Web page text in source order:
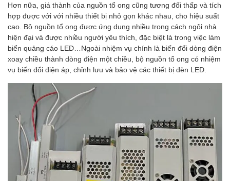
Hơn nữa, giá thành của nguồn tổ ong cũng tương đối thấp và tích
hợp được với với nhiều thiết bị nhỏ gọn khác nhau, cho hiệu suất
cao. Bộ nguồn tổ ong được ứng dụng nhiều trong cách ngôi nhà
hiện đại và được nhiều người yêu thích, đặc biệt là trong việc làm
biển quảng cáo LED…Ngoài nhiệm vụ chính là biến đổi dòng điện
xoay chiều thành dòng điện một chiều, bộ nguồn tổ ong có nhiệm
vụ biến đổi điện áp, chỉnh lưu và bảo vệ các thiết bị đèn LED.